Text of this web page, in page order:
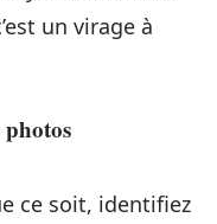
un virage à
photos
ce soit, identifiez